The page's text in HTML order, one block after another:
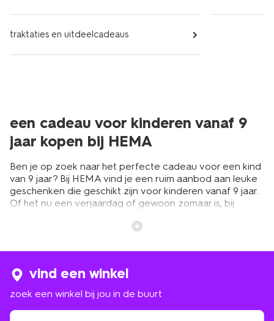
traktaties en uitdeelcadeaus
een cadeau voor kinderen vanaf 9
jaar kopen bij HEMA
Ben je op zoek naar het perfecte cadeau voor een kind
van 9 jaar? Bij HEMA vind je een ruim aanbod aan leuke
geschenken die geschikt zijn voor kinderen vanaf 9 jaar.
Of het nu een verjaardag of gewoon zomaar is, bij
cadeau te vinden dat zeker in de smaak zal vallen.
creatieve en originele cadeaus voor
een 9-jarige
Bij HEMA hebben we een uitgebreid assortiment aan
vind een winkel
zoek een winkel bij jou in de buurt
zoek